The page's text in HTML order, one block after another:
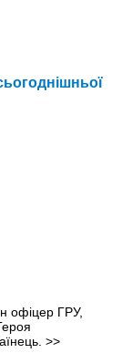
офіцер ГРУ,
>>